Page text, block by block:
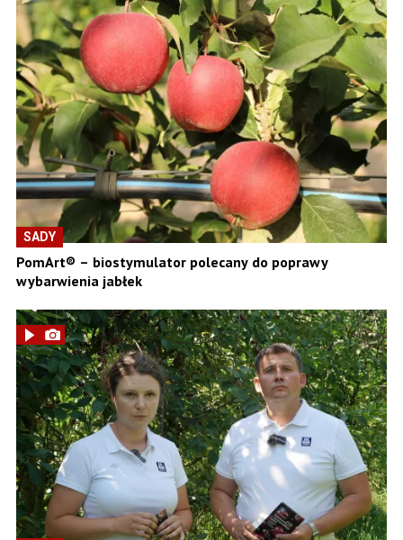
SADY
PomArt® – biostymulator polecany do poprawy
wybarwienia jabłek